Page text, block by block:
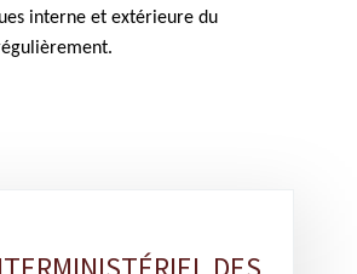
interne et extérieure du